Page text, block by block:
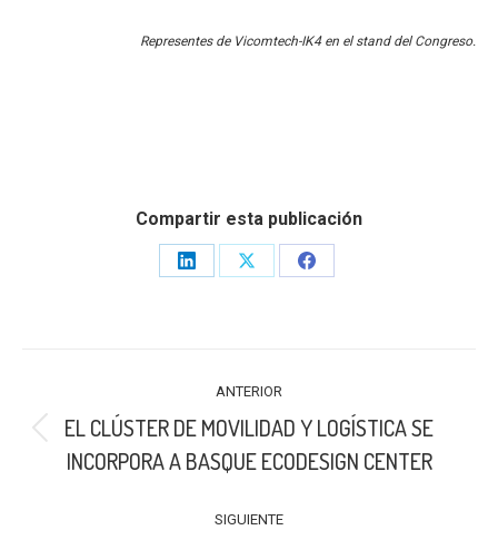
Representes de Vicomtech-IK4 en el stand del Congreso.
Compartir esta publicación
Share
Share
Share
ENTRE
PUBLICACIONES
ANTERIOR
Publicación
anterior:
EL CLÚSTER DE MOVILIDAD Y LOGÍSTICA SE
INCORPORA A BASQUE ECODESIGN CENTER
SIGUIENTE